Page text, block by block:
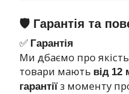
🛡 Гарантія та
✅ Гарантія
Ми дбаємо про
товари мають від 12
гарантії з моменту